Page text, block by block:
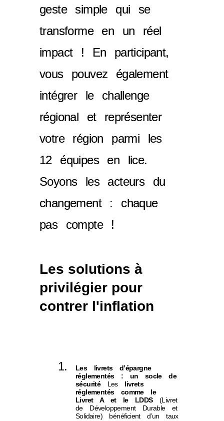
geste simple qui se
transforme en un réel
impact ! En participant,
vous pouvez également
intégrer le challenge
régional et représenter
votre région parmi les
12 équipes en lice.
Soyons les acteurs du
changement : chaque
pas compte !
Les solutions à
privilégier pour
contrer l'inflation
Les livrets d’épargne
réglementés : un socle de
sécuritéLes livrets
réglementés comme le
Livret A et le LDDS(Livret
de Développement Durable et
Solidaire) bénéficient d’un taux